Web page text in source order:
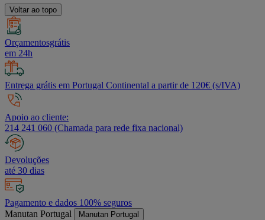
Voltar ao topo
Orçamentosgrátis
em 24h
Entrega grátis em Portugal Continental a partir de 120€ (s/IVA)
Apoio ao cliente:
214 241 060 (Chamada para rede fixa nacional)
Devoluções
até 30 dias
Pagamento e dados 100% seguros
Manutan Portugal
Manutan Portugal